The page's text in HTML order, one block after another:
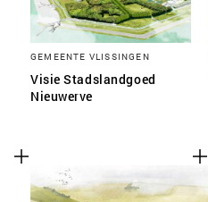
GEMEENTE VLISSINGEN
Visie Stadslandgoed
Nieuwerve